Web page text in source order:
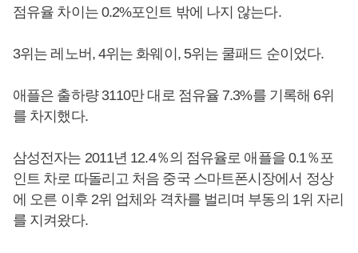
점유율 차이는 0.2%포인트 밖에 나지 않는다.
3위는 레노버, 4위는 화웨이, 5위는 쿨패드 순이었다.
애플은 출하량 3110만 대로 점유율 7.3%를 기록해 6위
를 차지했다.
삼성전자는 2011년 12.4％의 점유율로 애플을 0.1％포
인트 차로 따돌리고 처음 중국 스마트폰시장에서 정상
에 오른 이후 2위 업체와 격차를 벌리며 부동의 1위 자리
를 지켜왔다.